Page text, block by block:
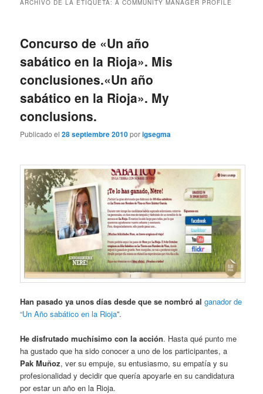
ARCHIVO DE LA ETIQUETA:A COMMUNITY MANAGER PROFILE
Concurso de «Un año
sabático en la Rioja». Mis
conclusiones.«Un año
sabático en la Rioja». My
conclusions.
Publicado el28 septiembre 2010porigsegma
Han pasado ya unos días desde que se nombró alganador de
“Un Año sabático en la Rioja”.
He disfrutado muchísimo con la acción. Hasta qué punto me
ha gustado que ha sido conocer a uno de los participantes, a
Pak Muñoz, ver su empuje, su entusiasmo, su empatía y su
profesionalidad y decidir que quería apoyarle en su candidatura
por estar un año en la Rioja.